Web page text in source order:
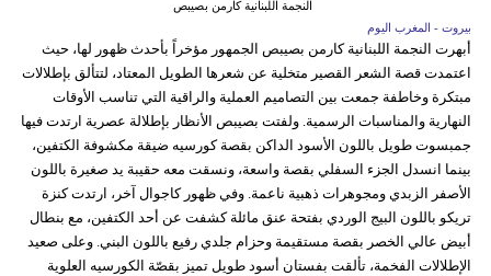
النجمة اللبنانية كارمن بصيبص
بيروت - المغرب اليوم
أبهرت النجمة اللبنانية كارمن بصيبص الجمهور مؤخراً بأحدث ظهور لها، حيث
اعتمدت قصة الشعر القصير متخلية عن شعرها الطويل المعتاد، لتتألق بإطلالات
مبتكرة وخاطفة جمعت بين التصاميم العملية والراقية التي تناسب الأوقات
النهارية والمناسبات الرسمية. ولفتت بصيبص الأنظار بإطلالة عصرية ارتدت فيها
جمبسوت طويل باللون الأسود الداكن بقصة كورسيه ضيقة مكشوفة الكتفين،
بينما انسدل الجزء السفلي بقصة واسعة، ونسقت معه حقيبة يد صغيرة باللون
الأصفر الزبدي ومجوهرات ذهبية ناعمة. وفي ظهور كاجوال آخر، ارتدت كنزة
تريكو باللون البيج الوردي بفتحة عنق مائلة كشفت عن أحد الكتفين، مع بنطال
أبيض عالي الخصر بقصة مستقيمة وحزام جلدي رفيع باللون البني. وعلى صعيد
الإطلالات الفخمة، تألقت بفستان أسود طويل تميز بقصّة الكورسيه العلوية